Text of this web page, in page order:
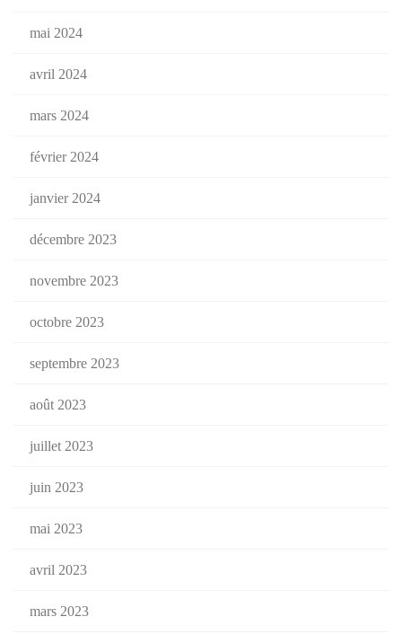
mai 2024
avril 2024
mars 2024
février 2024
janvier 2024
décembre 2023
novembre 2023
octobre 2023
septembre 2023
août 2023
juillet 2023
juin 2023
mai 2023
avril 2023
mars 2023